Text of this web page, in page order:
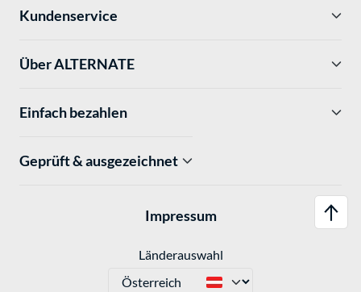
Kundenservice
Über ALTERNATE
Einfach bezahlen
Geprüft & ausgezeichnet
Impressum
Länderauswahl